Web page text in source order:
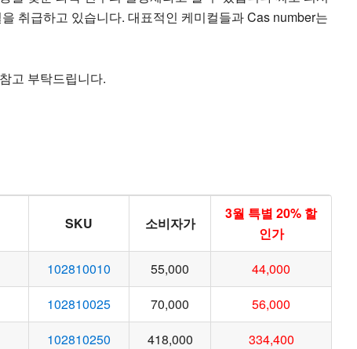
취급하고 있습니다. 대표적인 케미컬들과 Cas number는
고 부탁드립니다.
SKU 소비자가
3월 특별 20% 할
인가
102810010 55,000
44,000
102810025 70,000
56,000
102810250 418,000
334,400